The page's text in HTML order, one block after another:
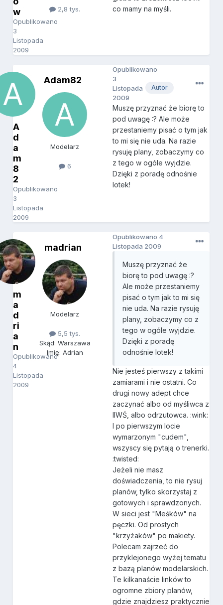
w
Opublikowano
3
Listopada
2009
2,8 tys.
co mamy na myśli.
A
d
a
m
8
2
Opublikowano
3
Listopada
2009
Adam82
Modelarz
6
Autor
Opublikowano
3
Listopada
2009
Muszę przyznać że biorę to
pod uwagę :? Ale może
przestaniemy pisać o tym jak
to mi się nie uda. Na razie
rysuję plany, zobaczymy co
z tego w ogóle wyjdzie.
Dzięki z poradę odnośnie
lotek!
m
a
d
ri
a
n
Opublikowano
4
Listopada
2009
madrian
Modelarz
5,5 tys.
Skąd: Warszawa
Imię: Adrian
Opublikowano 4
Listopada 2009
Muszę przyznać że
biorę to pod uwagę :?
Ale może przestaniemy
pisać o tym jak to mi się
nie uda. Na razie rysuję
plany, zobaczymy co z
tego w ogóle wyjdzie.
Dzięki z poradę
odnośnie lotek!
Nie jesteś pierwszy z takimi
zamiarami i nie ostatni. Co
drugi nowy adept chce
zaczynać albo od myśliwca z
IIWŚ, albo odrzutowca. :wink:
I po pierwszym locie
wymarzonym "cudem",
wszyscy się pytają o trenerki.
:twisted:
Jeżeli nie masz
doświadczenia, to nie rysuj
planów, tylko skorzystaj z
gotowych i sprawdzonych.
W sieci jest "Meśków" na
pęczki. Od prostych
"krzyżaków" po makiety.
Polecam zajrzeć do
przyklejonego wyżej tematu
z bazą planów modelarskich.
Te kilkanaście linków to
ogromne zbiory planów,
gdzie znajdziesz praktycznie